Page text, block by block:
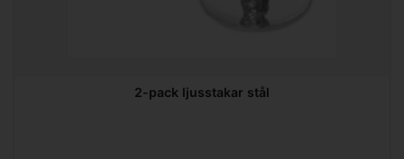
2-pack ljusstakar stål